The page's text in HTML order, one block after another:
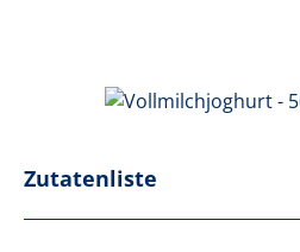
Zutatenliste